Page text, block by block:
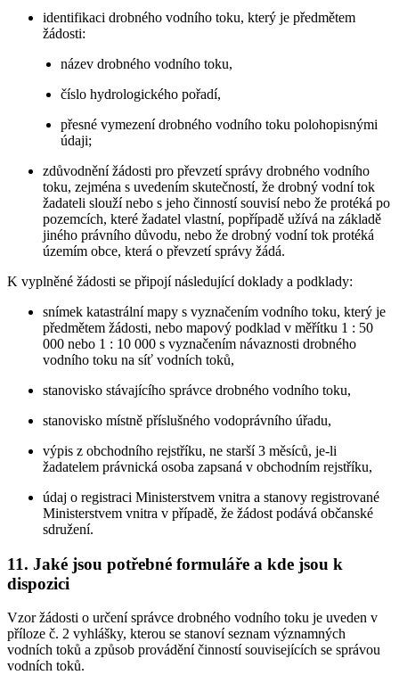
identifikaci drobného vodního toku, který je předmětem
žádosti:
název drobného vodního toku,
číslo hydrologického pořadí,
přesné vymezení drobného vodního toku polohopisnými
údaji;
zdůvodnění žádosti pro převzetí správy drobného vodního
toku, zejména s uvedením skutečností, že drobný vodní tok
žadateli slouží nebo s jeho činností souvisí nebo že protéká po
pozemcích, které žadatel vlastní, popřípadě užívá na základě
jiného právního důvodu, nebo že drobný vodní tok protéká
územím obce, která o převzetí správy žádá.
K vyplněné žádosti se připojí následující doklady a podklady:
snímek katastrální mapy s vyznačením vodního toku, který je
předmětem žádosti, nebo mapový podklad v měřítku 1 : 50
000 nebo 1 : 10 000 s vyznačením návaznosti drobného
vodního toku na síť vodních toků,
stanovisko stávajícího správce drobného vodního toku,
stanovisko místně příslušného vodoprávního úřadu,
výpis z obchodního rejstříku, ne starší 3 měsíců, je-li
žadatelem právnická osoba zapsaná v obchodním rejstříku,
údaj o registraci Ministerstvem vnitra a stanovy registrované
Ministerstvem vnitra v případě, že žádost podává občanské
sdružení.
11. Jaké jsou potřebné formuláře a kde jsou k
dispozici
Vzor žádosti o určení správce drobného vodního toku je uveden v
příloze č. 2 vyhlášky, kterou se stanoví seznam významných
vodních toků a způsob provádění činností souvisejících se správou
vodních toků.